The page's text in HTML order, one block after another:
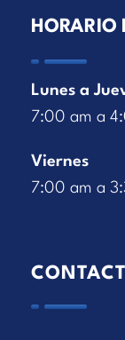
HORARIO
Lunes a
7:00 am a
Viernes
7:00 am a